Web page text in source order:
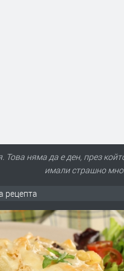
няма да е ден, през
имали страшно
рецепта